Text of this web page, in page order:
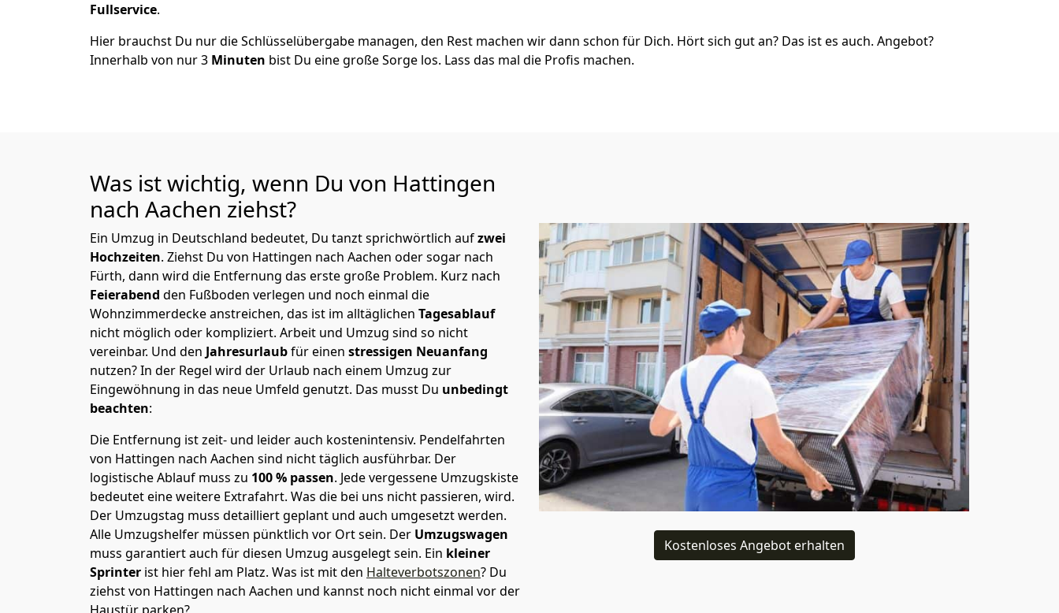
Fullservice.
Hier brauchst Du nur die Schlüsselübergabe managen, den Rest machen wir dann schon für Dich. Hört sich gut an? Das ist es auch. Angebot?
Innerhalb von nur 3 Minuten bist Du eine große Sorge los. Lass das mal die Profis machen.
Was ist wichtig, wenn Du von Hattingen
nach Aachen ziehst?
Ein Umzug in Deutschland bedeutet, Du tanzt sprichwörtlich aufzwei
Hochzeiten. Ziehst Du von Hattingen nach Aachen oder sogar nach
Fürth, dann wird die Entfernung das erste große Problem. Kurz nach
Feierabend den Fußboden verlegen und noch einmal die
Wohnzimmerdecke anstreichen, das ist im alltäglichen Tagesablauf
nicht möglich oder kompliziert. Arbeit und Umzug sind so nicht
vereinbar. Und den Jahresurlaubfür einen stressigen Neuanfang
nutzen? In der Regel wird der Urlaub nach einem Umzug zur
Eingewöhnung in das neue Umfeld genutzt. Das musst Du unbedingt
beachten:
Die Entfernung ist zeit- und leider auch kostenintensiv. Pendelfahrten
von Hattingen nach Aachen sind nicht täglich ausführbar. Der
logistische Ablauf muss zu 100 % passen. Jede vergessene Umzugskiste
bedeutet eine weitere Extrafahrt. Was die bei uns nicht passieren, wird.
Der Umzugstag muss detailliert geplant und auch umgesetzt werden.
Alle Umzugshelfer müssen pünktlich vor Ort sein. Der Umzugswagen
muss garantiert auch für diesen Umzug ausgelegt sein. Ein kleiner
Sprinter ist hier fehl am Platz. Was ist mit den Halteverbotszonen? Du
ziehst von Hattingen nach Aachen und kannst noch nicht einmal vor der
Kostenloses Angebot erhalten